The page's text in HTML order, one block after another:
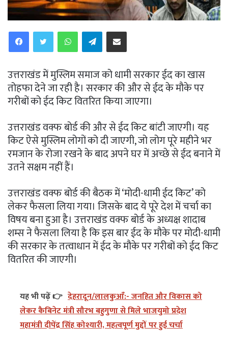
WhatsAppTelegramShare via Email
उत्तराखंड में मुस्लिम समाज को धामी सरकार ईद का खास
तोहफा देने जा रही है। सरकार की और से ईद के मौके पर
गरीबों को ईद किट वितरित किया जाएगा।
उत्तराखंड वक्फ बोर्ड की और से ईद किट बांटी जाएगी। यह
किट ऐसे मुस्लिम लोगों को दी जाएगी, जो लोग पूरे महीने भर
रमजान के रोजा रखने के बाद अपने घर में अच्छे से ईद बनाने में
उतने सक्षम नहीं हैं।
उत्तराखंड वक्फ बोर्ड की बैठक में ‘मोदी-धामी ईद किट’ को
लेकर फैसला लिया गया। जिसके बाद ये पूरे देश में चर्चा का
विषय बना हुआ है। उत्तराखंड वक्फ बोर्ड के अध्यक्ष शादाब
शम्स ने फैसला लिया है कि इस बार ईद के मौके पर मोदी-धामी
की सरकार के तत्वाधान में ईद के मौके पर गरीबों को ईद किट
वितरित की जाएगी।
यह भी पढ़ें 👉 देहरादून/लालकुआँ:- जनहित और विकास को
लेकर कैबिनेट मंत्री सौरभ बहुगुणा से मिले भाजयुमो प्रदेश
महामंत्री दीपेंद्र सिंह कोश्यारी, महत्वपूर्ण मुद्दों पर हुई चर्चा